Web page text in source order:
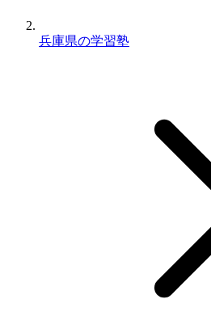
兵庫県の学習塾